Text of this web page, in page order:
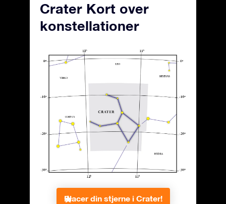
Crater Kort over
konstellationer
Placer din stjerne i Crater!